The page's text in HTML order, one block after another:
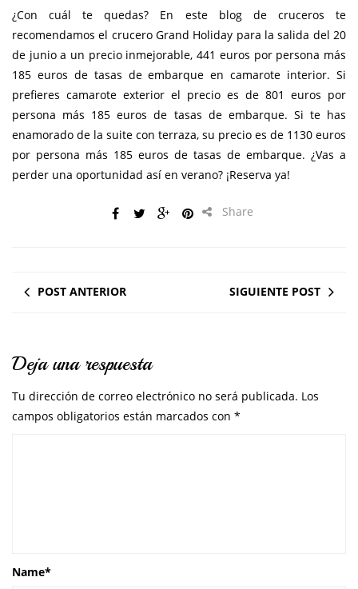
¿Con cuál te quedas? En este blog de cruceros te
recomendamos el crucero Grand Holiday para la salida del 20
de junio a un precio inmejorable, 441 euros por persona más
185 euros de tasas de embarque en camarote interior. Si
prefieres camarote exterior el precio es de 801 euros por
persona más 185 euros de tasas de embarque. Si te has
enamorado de la suite con terraza, su precio es de 1130 euros
por persona más 185 euros de tasas de embarque. ¿Vas a
perder una oportunidad así en verano? ¡Reserva ya!
Share
POST ANTERIOR SIGUIENTE POST
Deja una respuesta
Tu dirección de correo electrónico no será publicada. Los
campos obligatorios están marcados con *
Name*